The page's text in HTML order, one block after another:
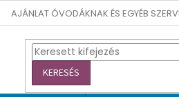
AJÁNLAT ÓVODÁKNAK ÉS EGYÉB
KERESÉS